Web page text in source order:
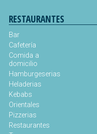
RESTAURANTES
Bar
Cafetería
Comida a
domicilio
Hamburgeserias
Heladerias
Kebabs
Orientales
Pizzerias
Restaurantes